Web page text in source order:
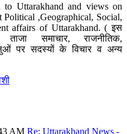
Uttarakhand and views on
Political ,Geographical, Social,
affairs of Uttarakhand. ( इस
समाचार, राजनीतिक,
पर सदस्यों के विचार व अन्य
AM Re: Uttarakhand News -